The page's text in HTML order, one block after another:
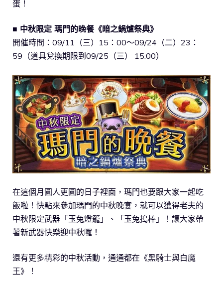
蛋！
■ 中秋限定 瑪門的晚餐《暗之鍋爐祭典》
開催時間：09/11（三）15：00～09/24（二）23：
59（道具兌換期限到09/25（三） 15:00）
在這個月圓人更圓的日子裡面，瑪門也要跟大家一起吃
飯啦！快點來參加瑪門的中秋晚宴，就可以獲得老夫的
中秋限定武器「玉兔燈籠」、「玉兔搗棒」！讓大家帶
著新武器快樂迎中秋囉！
還有更多精彩的中秋活動，通通都在《黑騎士與白魔
王》！